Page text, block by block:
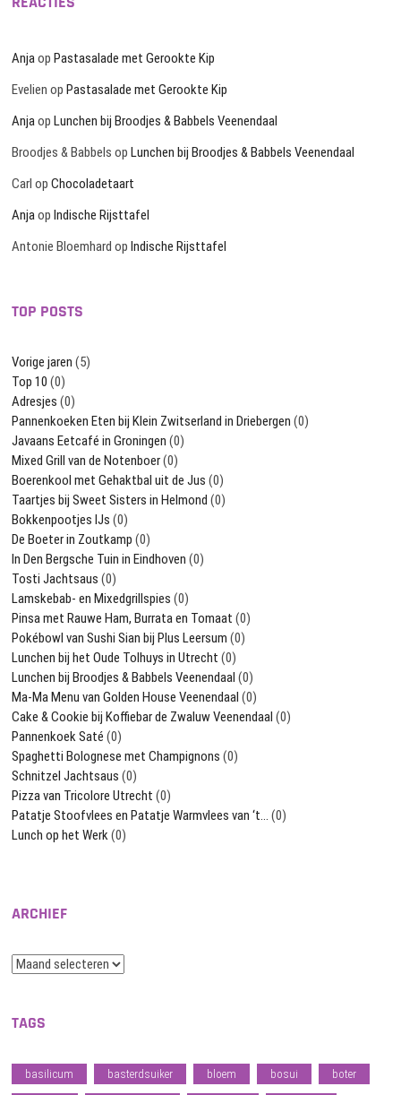
AnjaopPastasalade met Gerookte Kip
Evelien opPastasalade met Gerookte Kip
AnjaopLunchen bij Broodjes & Babbels Veenendaal
Broodjes & Babbels opLunchen bij Broodjes & Babbels Veenendaal
Carl opChocoladetaart
AnjaopIndische Rijsttafel
Antonie Bloemhard opIndische Rijsttafel
TOP POSTS
Vorige jaren (5)
Top 10 (0)
Adresjes (0)
Pannenkoeken Eten bij Klein Zwitserland in Driebergen (0)
Javaans Eetcafé in Groningen (0)
Mixed Grill van de Notenboer(0)
Boerenkool met Gehaktbal uit de Jus (0)
Taartjes bij Sweet Sisters in Helmond (0)
Bokkenpootjes IJs (0)
De Boeter in Zoutkamp (0)
In Den Bergsche Tuin in Eindhoven (0)
Tosti Jachtsaus (0)
Lamskebab- en Mixedgrillspies (0)
Pinsa met Rauwe Ham, Burrata en Tomaat (0)
Pokébowl van Sushi Sian bij Plus Leersum (0)
Lunchen bij het Oude Tolhuys in Utrecht (0)
Lunchen bij Broodjes & Babbels Veenendaal (0)
Ma-Ma Menu van Golden House Veenendaal (0)
Cake & Cookie bij Koffiebar de Zwaluw Veenendaal (0)
Pannenkoek Saté (0)
Spaghetti Bolognese met Champignons (0)
Schnitzel Jachtsaus (0)
Pizza van Tricolore Utrecht (0)
Patatje Stoofvlees en Patatje Warmvlees van ‘t… (0)
Lunch op het Werk(0)
ARCHIEF
Archief
TAGS
basilicum basterdsuiker bloem bosui boter